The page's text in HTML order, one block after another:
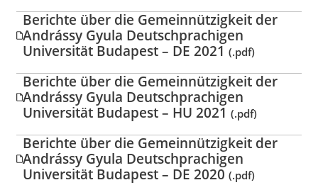
Berichte über die Gemeinnützigkeit der
Andrássy Gyula Deutschprachigen
Universität Budapest – DE 2021 (.pdf)
Berichte über die Gemeinnützigkeit der
Andrássy Gyula Deutschprachigen
Universität Budapest – HU 2021 (.pdf)
Berichte über die Gemeinnützigkeit der
Andrássy Gyula Deutschprachigen
Universität Budapest – DE 2020 (.pdf)